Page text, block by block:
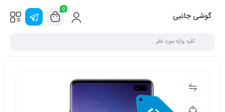
گوشی جانبی
0